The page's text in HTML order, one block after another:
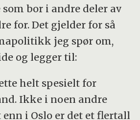
som bor i andre deler av
for. Det gjelder for så
jeg spør om,
og legger til:
helt spesielt for
Ikke i noen andre
i Oslo er det et flertall